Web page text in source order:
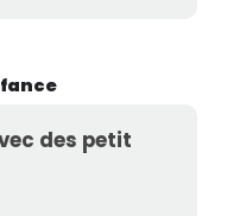
des petit